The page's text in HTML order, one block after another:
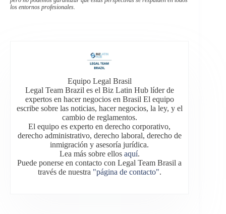
los entornos profesionales.
Equipo Legal Brasil
Legal Team Brazil es el Biz Latin Hub líder de
expertos en hacer negocios en Brasil El equipo
escribe sobre las noticias, hacer negocios, la ley, y el
cambio de reglamentos.
El equipo es experto en derecho corporativo,
derecho administrativo, derecho laboral, derecho de
inmigración y asesoría jurídica.
Lea más sobre ellos aquí.
Puede ponerse en contacto con Legal Team Brasil a
través de nuestra "página de contacto".